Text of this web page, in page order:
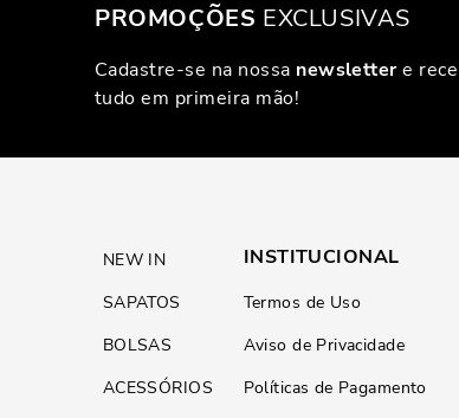
PROMOÇÕES EXCLUSIVAS
Cadastre-se na nossa newslettere
tudo em primeira mão!
NEW IN
SAPATOS
BOLSAS
ACESSÓRIOS
INSTITUCIONAL
Termos de Uso
Aviso de Privacidade
Políticas de Pagamento